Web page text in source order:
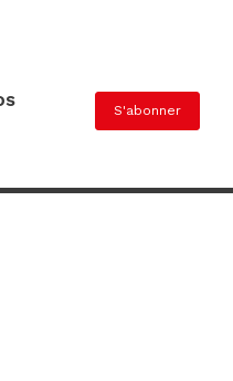
S'abonner